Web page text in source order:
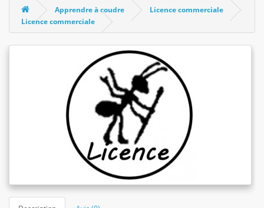
Apprendre à coudre
Licence commerciale
Licence commerciale